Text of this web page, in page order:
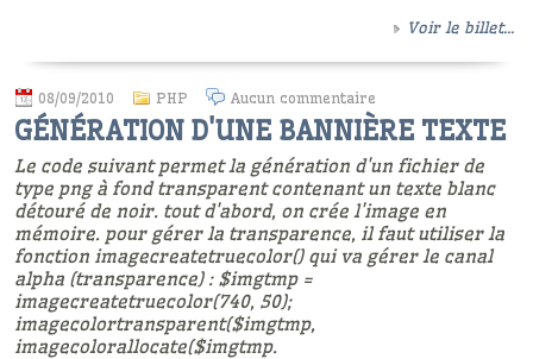
Voir le billet...
08/09/2010 PHP Aucun commentaire
GÉNÉRATION D'UNE BANNIÈRE TEXTE
Le code suivant permet la génération d'un fichier de
type png à fond transparent contenant un texte blanc
détouré de noir. tout d'abord, on crée l'image en
mémoire. pour gérer la transparence, il faut utiliser la
fonction imagecreatetruecolor() qui va gérer le canal
alpha (transparence) : $imgtmp =
imagecreatetruecolor(740, 50);
imagecolortransparent($imgtmp,
imagecolorallocate($imgtmp.